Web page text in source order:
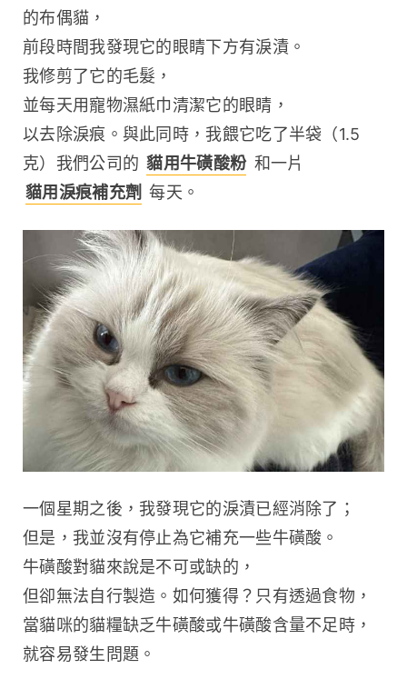
的布偶貓，
前段時間我發現它的眼睛下方有淚漬。
我修剪了它的毛髮，
並每天用寵物濕紙巾清潔它的眼睛，
以去除淚痕。與此同時，我餵它吃了半袋（1.5
克）我們公司的 貓用牛磺酸粉
貓用淚痕補充劑 每天。
一個星期之後，我發現它的淚漬已經消除了；
但是，我並沒有停止為它補充一些牛磺酸。
牛磺酸對貓來說是不可或缺的，
但卻無法自行製造。如何獲得？只有透過食物，
當貓咪的貓糧缺乏牛磺酸或牛磺酸含量不足時，
就容易發生問題。